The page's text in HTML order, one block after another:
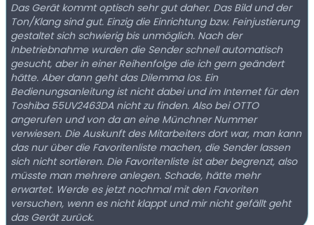
Das Gerät kommt optisch sehr gut daher. Das Bild und der
Ton/Klang sind gut. Einzig die Einrichtung bzw. Feinjustierung
gestaltet sich schwierig bis unmöglich. Nach der
Inbetriebnahme wurden die Sender schnell automatisch
gesucht, aber in einer Reihenfolge die ich gern geändert
hätte. Aber dann geht das Dilemma los. Ein
Bedienungsanleitung ist nicht dabei und im Internet für den
Toshiba 55UV2463DA nicht zu finden. Also bei OTTO
angerufen und von da an eine Münchner Nummer
verwiesen. Die Auskunft des Mitarbeiters dort war, man kann
das nur über die Favoritenliste machen, die Sender lassen
sich nicht sortieren. Die Favoritenliste ist aber begrenzt, also
müsste man mehrere anlegen. Schade, hätte mehr
erwartet. Werde es jetzt nochmal mit den Favoriten
versuchen, wenn es nicht klappt und mir nicht gefällt geht
das Gerät zurück.